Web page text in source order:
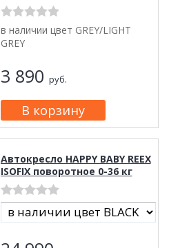
в наличии цвет GREY/LIGHT
GREY
3 890 руб.
Автокресло HAPPY BABY REEX
ISOFIX поворотное 0-36 кг